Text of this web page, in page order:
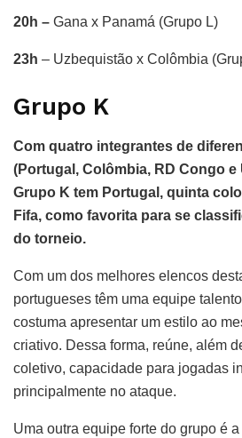
20h – Gana x Panamá (Grupo L)
23h – Uzbequistão x Colômbia
Grupo K
Com quatro integrantes de
(Portugal, Colômbia, RD Congo e
Grupo K tem Portugal, quinta
Fifa, como favorita para se
do torneio.
Com um dos melhores elencos
portugueses têm uma equipe
costuma apresentar um estilo ao
criativo. Dessa forma, reúne, além
coletivo, capacidade para jogadas
principalmente no ataque.
Uma outra equipe forte do grupo é